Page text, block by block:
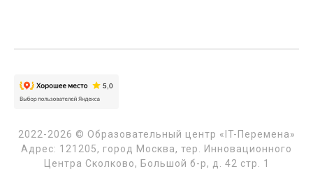
2022-2026 © Образовательный центр «IT-Перемена»
Адрес: 121205, город Москва, тер. Инновационного
Центра Сколково, Большой б-р, д. 42 стр. 1